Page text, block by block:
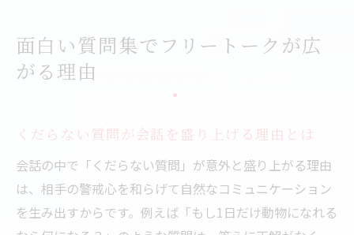
面白い質問集でフリートークが広
がる理由
くだらない質問が会話を盛り上げる理由とは
会話の中で「くだらない質問」が意外と盛り上がる理由
は、相手の警戒心を和らげて自然なコミュニケーション
を生み出すからです。例えば「もし1日だけ動物になれる